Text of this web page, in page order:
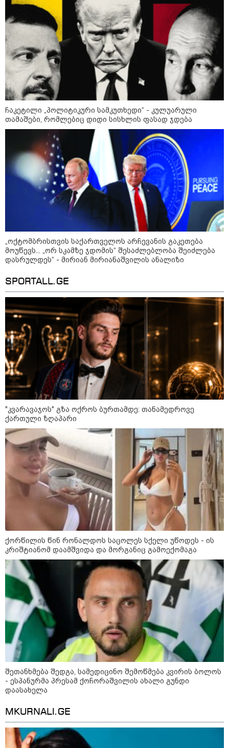
„თბილისის შემოგარენში ბევრი
ისეთი ნაკვეთია, რომელთა ფასი 4
წლის წინაც 15 დოლარი იყო და
ახლაც 15-20 დოლარია“
რა მანძილზე აფიქსირებს კამერა
გზებზე მანქანის სიჩქარეს -
მითები ფოტორადარებზე
პოლიტიკა
14:14 / 06-08-2026
"მეც ერთ-ერთი მათგანი ვიყავი, ვინც
ლიფტში გაიჭედა" - ლევან მახაშვილი
16:14 / 06-08-2026
"დღეს ვიმგზავრეთ
სიჩქარით მოძრაობს, მანამდე
ბათუმამდე მგზავრობის დრო
იყო 5,5 საათი და ახლა არის 4
საათამდე შემცირებული" -
ირაკლი კობახიძე
15:17 / 06-08-2026
შემოსავლების სამსახურში
აზერბაიჯანული მედიის მიერ
გავრცელებულ ინფორმაციას
პასუხობენ
13:39 / 06-08-2026
ბაქომ საქართველოს საგარეო
უწყებას დიპლომატური ნოტა
გაუგზავნა - მიზეზი
აზერბაიჯანული სანომრე ნიშნის
მქონე სატვირთოების
საზღვარზე შეფერხებაა:
დეტალები
09:19 / 06-08-2026
"რუსეთისთვის სირთულეს არ
წარმოადგენს საბოტაჟის
მოწყობა, გვაფრთხილებს -
"ენგურჰესი" რუსების ირიბი
კონტროლის ქვეშაა" -
ხუხაშვილი
ჩაკეტილი „პოლიტიკური სამკუთხედი“ - კულუარული
თამაშები, რომლებიც დიდი სისხლის ფასად ჯდება
„ოქტომბრისთვის საქართველოს არჩევანის გაკეთება
მოუწევს... „ორ სკამზე ჯდომის“ შესაძლებლობა შეიძლება
დასრულდეს“ - მირიან მირიანაშვილის ანალიზი
SPORTALL.GE
"კვარავაჯოს" გზა ოქროს ბურთამდე: თანამედროვე
ქართული ზღაპარი
ქორწილის წინ რონალდოს საცოლეს სქელი უწოდეს - ის
კრიშტიანომ დაამშვიდა და მორგანიც გამოექომაგა
შეთანხმება შედგა, სამედიცინო შემოწმება კვირის ბოლოს
- ესპანურმა პრესამ ქოჩორაშვილის ახალი გუნდი
დაასახელა
MKURNALI.GE